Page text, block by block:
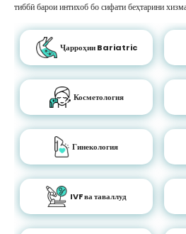
тиббӣ барои интихоб бо сифати беҳтарини
Ҷарроҳии Bariatric
Косметология
Гинекология
IVF ва таваллуд